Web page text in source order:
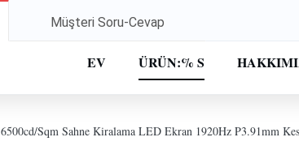
EV ÜRÜN:% S
6500cd/Sqm Sahne Kiralama LED Ekran 1920Hz P3.91mm
Müşteri Soru-Cevap